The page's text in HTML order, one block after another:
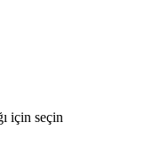
için seçin